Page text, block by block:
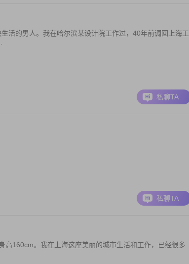
活的男人。我在哈尔滨某设计院工作过，40年前调回上海工
私聊TA
私聊TA
160cm。我在上海这座美丽的城市生活和工作，已经很多